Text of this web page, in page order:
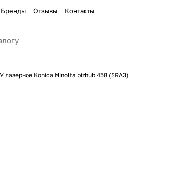
Бренды Отзывы Контакты
лазерное Konica Minolta bizhub 458 (SRA3)